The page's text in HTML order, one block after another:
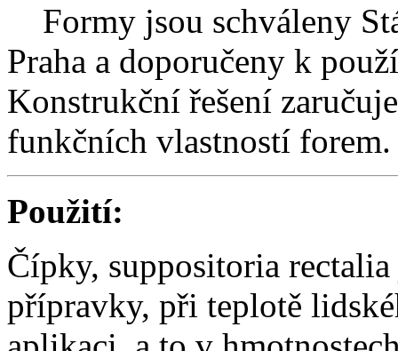
Formy jsou schváleny
Praha a doporučeny k
Konstrukční řešení
funkčních vlastností forem.
Použití:
Čípky, suppositoria
přípravky, při teplotě